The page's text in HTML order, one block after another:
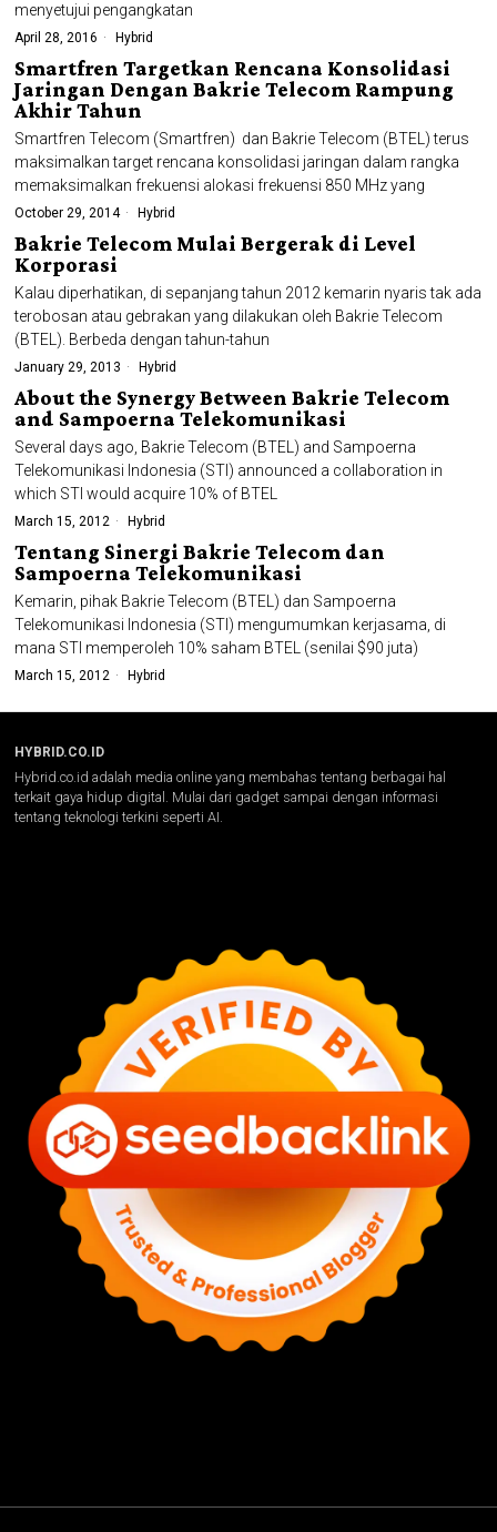
menyetujui pengangkatan
April 28, 2016 Hybrid
Smartfren Targetkan Rencana Konsolidasi
Jaringan Dengan Bakrie Telecom Rampung
Akhir Tahun
Smartfren Telecom (Smartfren) dan Bakrie Telecom (BTEL) terus
maksimalkan target rencana konsolidasi jaringan dalam rangka
memaksimalkan frekuensi alokasi frekuensi 850 MHz yang
October 29, 2014 Hybrid
Bakrie Telecom Mulai Bergerak di Level
Korporasi
Kalau diperhatikan, di sepanjang tahun 2012 kemarin nyaris tak ada
terobosan atau gebrakan yang dilakukan oleh Bakrie Telecom
(BTEL). Berbeda dengan tahun-tahun
January 29, 2013 Hybrid
About the Synergy Between Bakrie Telecom
and Sampoerna Telekomunikasi
Several days ago, Bakrie Telecom (BTEL) and Sampoerna
Telekomunikasi Indonesia (STI) announced a collaboration in
which STI would acquire 10% of BTEL
March 15, 2012 Hybrid
Tentang Sinergi Bakrie Telecom dan
Sampoerna Telekomunikasi
Kemarin, pihak Bakrie Telecom (BTEL) dan Sampoerna
Telekomunikasi Indonesia (STI) mengumumkan kerjasama, di
mana STI memperoleh 10% saham BTEL (senilai $90 juta)
March 15, 2012 Hybrid
HYBRID.CO.ID
Hybrid.co.id adalah media online yang membahas tentang berbagai hal
terkait gaya hidup digital. Mulai dari gadget sampai dengan informasi
tentang teknologi terkini seperti AI.